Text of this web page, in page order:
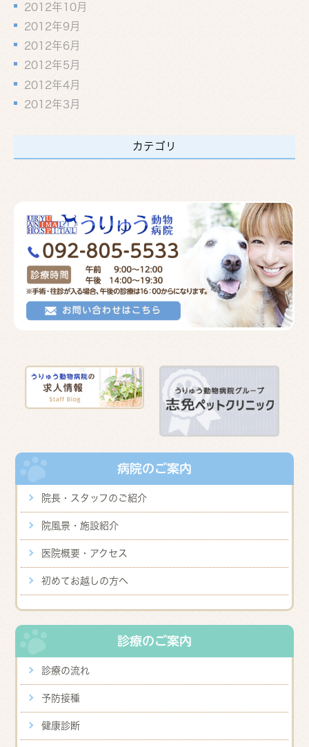
2012年10月
2012年9月
2012年6月
2012年5月
2012年4月
2012年3月
カテゴリ
病院のご案内
院長・スタッフのご紹介
院風景・施設紹介
医院概要・アクセス
初めてお越しの方へ
診療のご案内
診療の流れ
予防接種
健康診断